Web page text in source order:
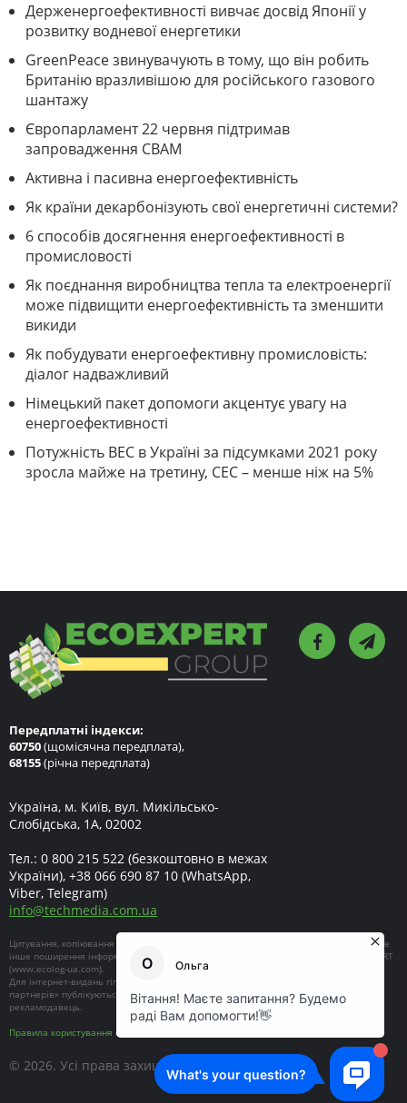
Держенергоефективності вивчає досвід Японії у
розвитку водневої енергетики
GreenPeace звинувачують в тому, що він робить
Британію вразливішою для російського газового
шантажу
Європарламент 22 червня підтримав
запровадження СВАМ
Активна і пасивна енергоефективність
Як країни декарбонізують свої енергетичні системи?
6 способів досягнення енергоефективності в
промисловості
Як поєднання виробництва тепла та електроенергії
може підвищити енергоефективність та зменшити
викиди
Як побудувати енергоефективну промисловість:
діалог надважливий
Німецький пакет допомоги акцентує увагу на
енергоефективності
Потужність ВЕС в Україні за підсумками 2021 року
зросла майже на третину, СЕС – менше ніж на 5%
Передплатні індекси:
60750(щомісячна передплата),
68155(річна передплата)
Україна, м. Київ, вул. Микільсько-
Слобідська, 1А, 02002
Тел.: 0 800 215 522 (безкоштовно в межах
України), +38 066 690 87 10 (WhatsApp,
Viber, Telegram)
info@techmedia.com.ua
Цитування, копіювання окремих частин текстів чи зображень, передрук чи будь-яке
інше поширення інформації ECOEXPERT можливе за умови посилання на ECOEXPERT
(www.ecolog-ua.com).
Для інтернет-видань гіперпосилання є обов'язковим. Матеріали в блоці «Новини
партнерів» публікуються на правах реклами, відповідальність за їхній зміст несе
рекламодавець.
Правила користування сайтом
© 2026. Усі права захищені